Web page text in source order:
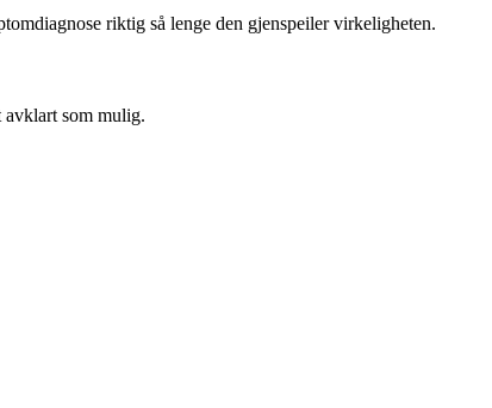
riktig så lenge den gjenspeiler virkeligheten.
avklart som mulig.